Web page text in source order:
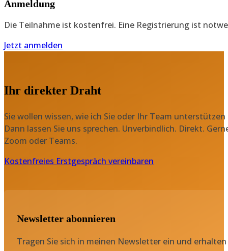
Anmeldung
Die Teilnahme ist kostenfrei. Eine Registrierung ist
Jetzt anmelden
Ihr direkter Draht
Sie wollen wissen, wie ich Sie oder Ihr Team unterstützen
Dann lassen Sie uns sprechen. Unverbindlich. Direkt.
Zoom oder Teams.
Kostenfreies Erstgespräch vereinbaren
Newsletter abonnieren
Tragen Sie sich in meinen Newsletter ein und